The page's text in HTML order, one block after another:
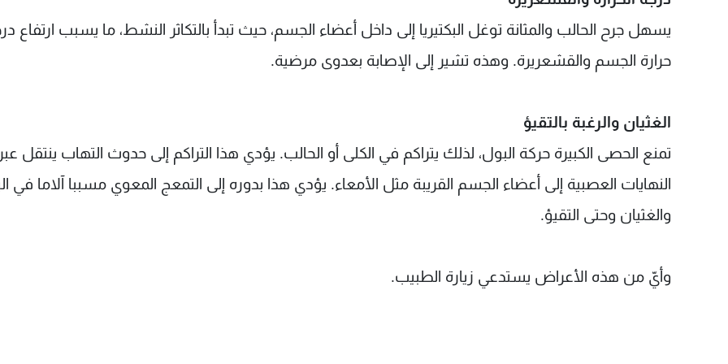
يسهل جرح الحالب والمثانة توغل البكتيريا إلى داخل أعضاء الجسم، حيث تبدأ بالتكاثر النشط، ما يسبب ارتفاع
حرارة الجسم والقشعريرة. وهذه تشير إلى الإصابة بعدوى مرضية.
الغثيان والرغبة بالتقيؤ
تمنع الحصى الكبيرة حركة البول، لذلك يتراكم في الكلى أو الحالب. يؤدي هذا التراكم إلى حدوث التهاب ينتقل عبر
النهايات العصبية إلى أعضاء الجسم القريبة مثل الأمعاء. يؤدي هذا بدوره إلى التمعج المعوي مسببا آلاما في
والغثيان وحتى التقيؤ.
وأيّ من هذه الأعراض يستدعي زيارة الطبيب.